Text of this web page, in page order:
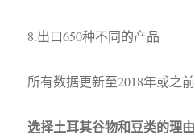
8.出口650种不同的产品
所有数据更新至2018年或之前
选择土耳其谷物和豆类的理由